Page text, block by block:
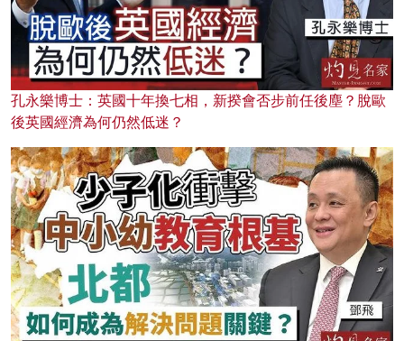
孔永樂博士：英國十年換七相，新揆會否步前任後塵？脫歐
後英國經濟為何仍然低迷？